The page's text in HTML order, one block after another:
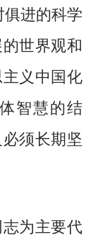
进的科学
世界观和
义中国化
智慧的结
须长期坚
为主要代